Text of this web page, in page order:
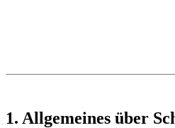
1. Allgemeines über